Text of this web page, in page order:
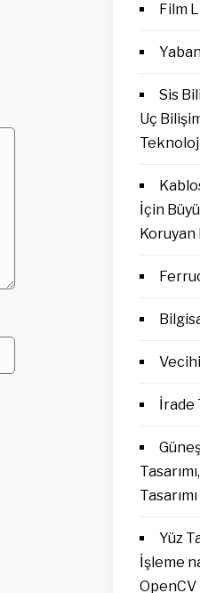
Film
Sis
Uç
İçin
Koruyan
İrade
Tasarımı
Yüz
İşleme
OpenCV